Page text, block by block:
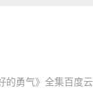
的勇气》全集百度